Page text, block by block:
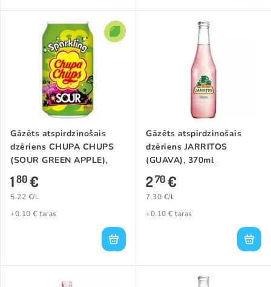
Gāzēts atspirdzinošais
dzēriens CHUPA CHUPS
(SOUR GREEN APPLE),
345ml
180€
5.22 €/L
+0.10 € taras
Gāzēts atspirdzinošais
dzēriens JARRITOS
(GUAVA), 370ml
270€
7.30 €/L
+0.10 € taras